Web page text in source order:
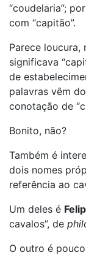
“coudelaria”;
com “capitão”.
Parece loucura,
significava
de
palavras vêm
conotação de
Bonito, não?
Também é
dois nomes
referência ao
Um deles é
cavalos”, de
O outro é